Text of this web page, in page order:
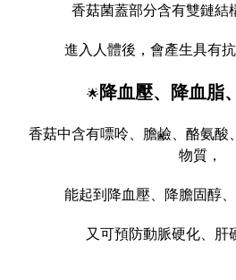
香菇菌蓋部分含有雙鏈結
進入人體後，會產生具有
🌟 降血壓、降血脂
香菇中含有嘌呤、膽鹼、酪氨酸
物質，
能起到降血壓、降膽固醇
又可預防動脈硬化、肝